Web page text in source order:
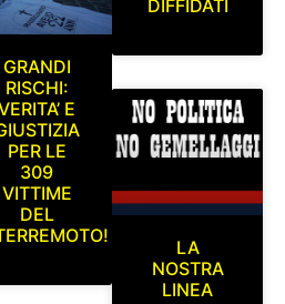
GRANDI
RISCHI:
E
PER LE
309
VITTIME
DEL
DIFFIDATI
LA
NOSTRA
LINEA